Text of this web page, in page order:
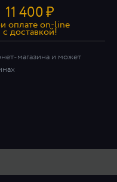
11 400₽
оплате on-line
c доставкой!
магазина и может